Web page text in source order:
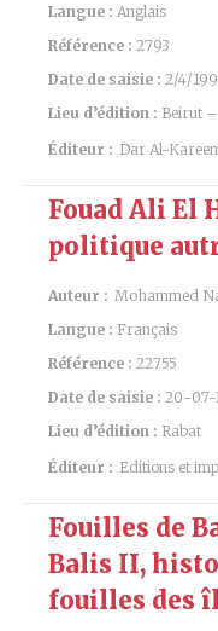
Langue : Anglais
Référence : 2793
Date de saisie : 2/4/
Lieu d’édition : Beirut
Éditeur : Dar Al-
Fouad Ali El
politique
Auteur : Mohammed
Langue : Français
Référence : 22755
Date de saisie : 20-07-
Lieu d’édition : Rabat
Éditeur : Editions et
Fouilles de
Balis II,
fouilles des